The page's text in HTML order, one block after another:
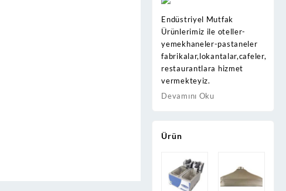
Endüstriyel Mutfak
Ürünlerimiz ile oteller-
yemekhaneler-pastaneler
fabrikalar,lokantalar,cafeler,
restaurantlara hizmet
vermekteyiz.
Devamını Oku
Ürün